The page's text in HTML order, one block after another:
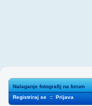
Nalaganje fotografij na forum
Registriraj se :: Prijava